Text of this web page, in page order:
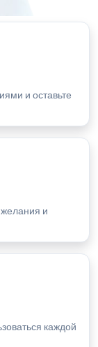
и оставьте
и
каждой